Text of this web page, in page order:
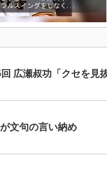
広瀬叔功「クセを見
文句の言い納め